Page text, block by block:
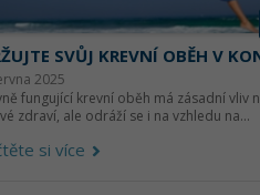
SVŮJ KREVNÍ OBĚH V
2025
fungující krevní oběh má zásadní vliv
zdraví, ale odráží se i na vzhledu na...
si více